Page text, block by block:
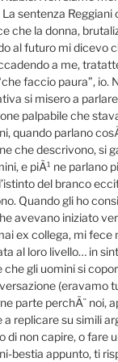
sentenza Reggiani
che la donna,
al futuro mi dicevo
a me,
faccio paura”, io.
si misero a
palpabile che
quando parlano
che descrivono, si
e piÃ¹ ne parlano
del branco
Quando gli ho
avevano iniziato
ex collega, mi
al loro livello… in
che gli uomini si
(eravamo
parte perchÃ¨ noi,
a replicare su simili
di non capire, o fare
bestia appunto, ti